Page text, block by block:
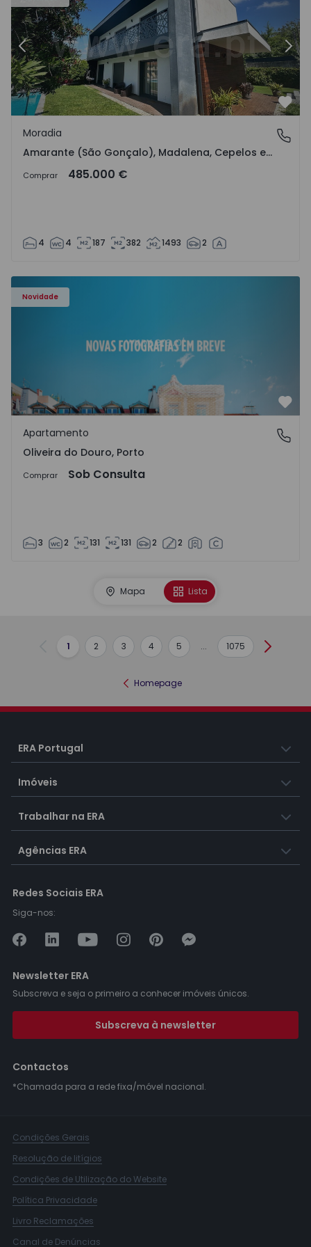
Anterior
Amarante (São Gonçalo), Madalena, Cepelos e Gatão,
Moradia
Amarante (São Gonçalo), Madalena, Cepelos e Gatão, Porto
Comprar 485.000 €
4 4 187 382 1493 2
Novidade
Apartamento T3 Vila Nova de Gaia, Oliveira do Douro -
Oliveira do Douro, Porto
Apartamento
Oliveira do Douro, Porto
Comprar Sob Consulta
3 2 131 131 2 2
Mapa Lista
Anterior
1 2 3 4 5 ... 1075
Homepage
ERA Portugal
Imóveis
Trabalhar na ERA
Agências ERA
Redes Sociais ERA
Siga-nos:
Newsletter ERA
Subscreva e seja o primeiro a conhecer imóveis únicos.
Subscreva à newsletter
Contactos
*Chamada para a rede fixa/móvel nacional.
Condições Gerais
Resolução de litígios
Condições de Utilização do Website
Política Privacidade
Livro Reclamações
Canal de Denúncias